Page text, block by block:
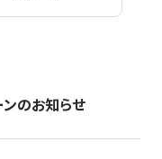
のお知らせ